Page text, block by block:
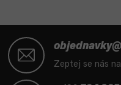
Zeptej se nás